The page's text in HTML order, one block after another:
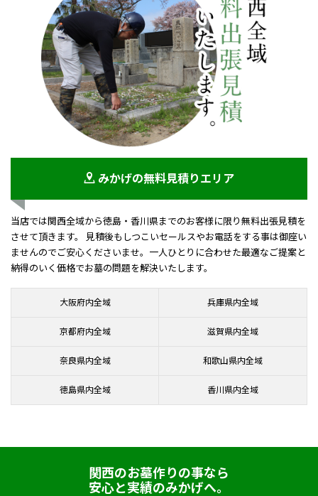
みかげの無料見積りエリア
当店では関西全域から徳島・香川県までのお客様に限り無料出張見積を
させて頂きます。 見積後もしつこいセールスやお電話をする事は御座い
ませんのでご安心くださいませ。一人ひとりに合わせた最適なご提案と
納得のいく価格でお墓の問題を解決いたします。
大阪府内全域 兵庫県内全域
京都府内全域 滋賀県内全域
奈良県内全域 和歌山県内全域
徳島県内全域 香川県内全域
関西のお墓作りの事なら
安心と実績のみかげへ。